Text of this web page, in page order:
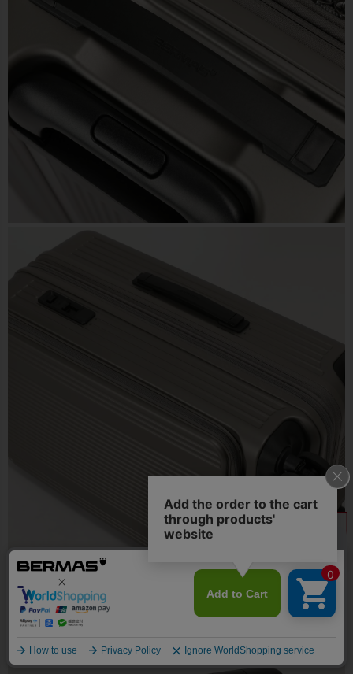
●フラットでスマートなデザインのトップハンドル・サイドハンド
ル。BERMASのロゴを刻印し、アクセントになっています。